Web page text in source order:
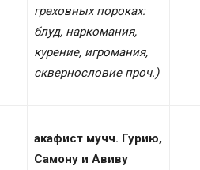
греховных пороках:
блуд, наркомания,
курение, игромания,
сквернословие проч.)
акафист мучч. Гурию,
Самону и Авиву